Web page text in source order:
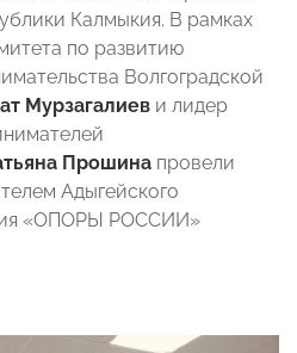
Калмыкия. В рамках
по развитию
Волгоградской
Мурзагалиев и лидер
Прошина провели
Адыгейского
«ОПОРЫ РОССИИ»